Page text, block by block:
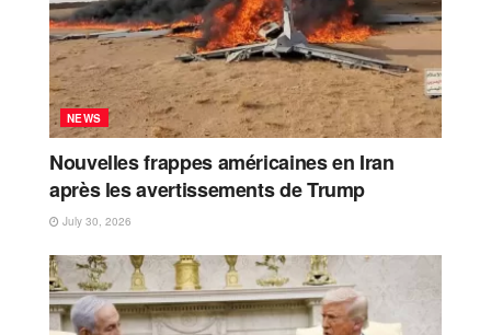
NEWS
Nouvelles frappes américaines en Iran
après les avertissements de Trump
July 30, 2026